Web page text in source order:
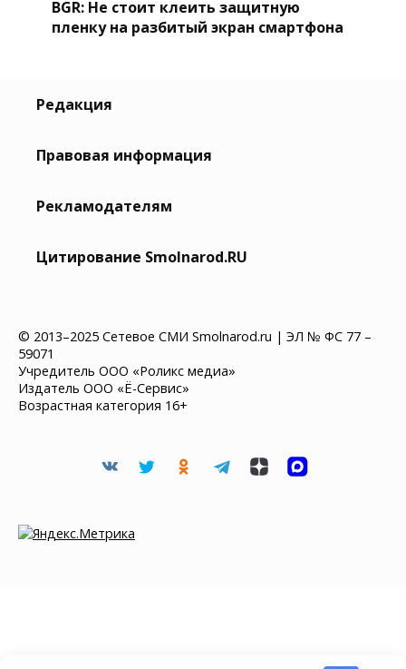
BGR: Не стоит клеить защитную
пленку на разбитый экран смартфона
Редакция
Правовая информация
Рекламодателям
Цитирование Smolnarod.RU
© 2013–2025 Сетевое СМИ Smolnarod.ru | ЭЛ № ФС 77 –
59071
Учредитель ООО «Роликс медиа»
Издатель ООО «Ё-Сервис»
Возрастная категория 16+